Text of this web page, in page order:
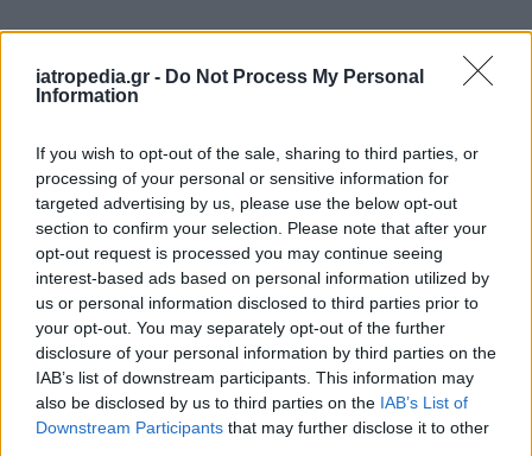
iatropedia.gr - Do Not Process My Personal
Information
If you wish to opt-out of the sale, sharing to third parties, or
processing of your personal or sensitive information for
targeted advertising by us, please use the below opt-out
section to confirm your selection. Please note that after your
opt-out request is processed you may continue seeing
interest-based ads based on personal information utilized by
us or personal information disclosed to third parties prior to
your opt-out. You may separately opt-out of the further
disclosure of your personal information by third parties on the
IAB’s list of downstream participants. This information may
also be disclosed by us to third parties on the IAB’s List of
Downstream Participants that may further disclose it to other
ΕΦΗΜΕΡΕΥΟΝΤΑ ΝΟΣΟΚΟΜΕΙΑ
Δείτε ποιάνοσοκομεία εφημερεύουν